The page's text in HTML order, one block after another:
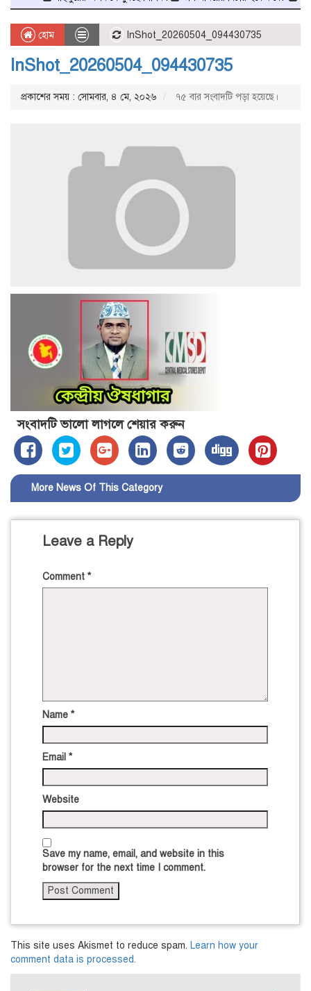
হোম InShot_20260504_094430735
InShot_20260504_094430735
প্রকাশের সময় : সোমবার, ৪ মে, ২০২৬ ৭৫ বার সংবাদটি পড়া হয়েছে।
সংবাদটি ভালো লাগলে শেয়ার করুন
More News Of This Category
Leave a Reply
Comment *
Name *
Email *
Website
Save my name, email, and website in this
browser for the next time I comment.
This site uses Akismet to reduce spam. Learn how your
comment data is processed.